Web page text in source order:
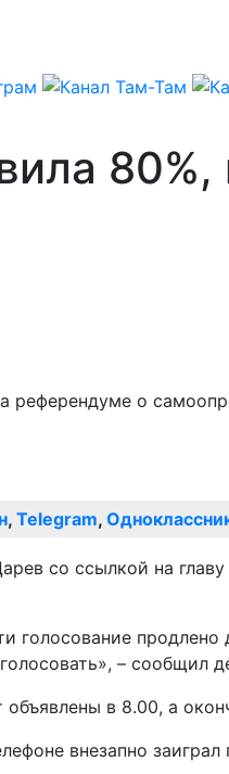
референдуме о
, Telegram,
со ссылкой на
голосование
– сообщил
в 8.00, а
внезапно